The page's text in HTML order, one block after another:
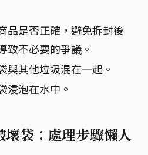
品是否正確，避免拆封後
致不必要的爭議。
與其他垃圾混在一起。
浸泡在水中。
壞袋：處理步驟懶人